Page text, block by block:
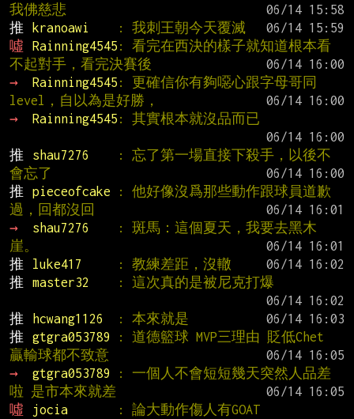
我佛慈悲
推
kranoawi : 我刺王朝今天覆滅
噓
Rainning4545 : 看完在西決的樣子就知道根本看
不起對手，看完決賽後
→
Rainning4545 : 更確信你有夠噁心跟字母哥同
level，自以為是好勝，
→
Rainning4545 : 其實根本就沒品而已
推
shau7276
: 忘了第一場直接下殺手，以後不
會忘了
推
pieceofcake
: 他好像沒爲那些動作跟球員道歉
過，回都沒回
→
shau7276
: 斑馬：這個夏天，我要去黑木
崖。
推
luke417 : 教練差距，沒轍
推
master32
: 這次真的是被尼克打爆
推
hcwang1126 : 本來就是
推
gtgra053789
: 道德籃球 MVP三理由 貶低Chet
贏輸球都不致意
→
gtgra053789
: 一個人不會短短幾天突然人品差
啦 是市本來就差
噓
jocia
: 論大動作傷人有GOAT